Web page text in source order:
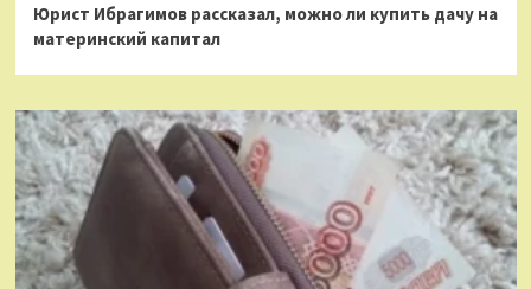
Юрист Ибрагимов рассказал, можно ли купить дачу на
материнский капитал